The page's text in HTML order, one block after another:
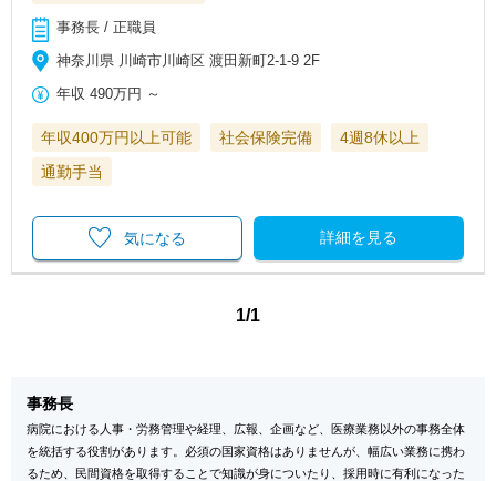
事務長 / 正職員
神奈川県 川崎市川崎区 渡田新町2-1-9 2F
年収 490万円 ～
年収400万円以上可能 社会保険完備
4週8休以上
通勤手当
詳細を見る
気になる
1/1
事務長
病院における人事・労務管理や経理、広報、企画など、医療業務以外の事務全体
を統括する役割があります。必須の国家資格はありませんが、幅広い業務に携わ
るため、民間資格を取得することで知識が身についたり、採用時に有利になった